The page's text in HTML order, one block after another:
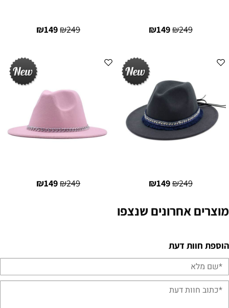
₪249
₪149
₪249
₪149
₪249
₪149
₪249
₪149
מוצרים אחרונים שנצפו
הוספת חוות דעת